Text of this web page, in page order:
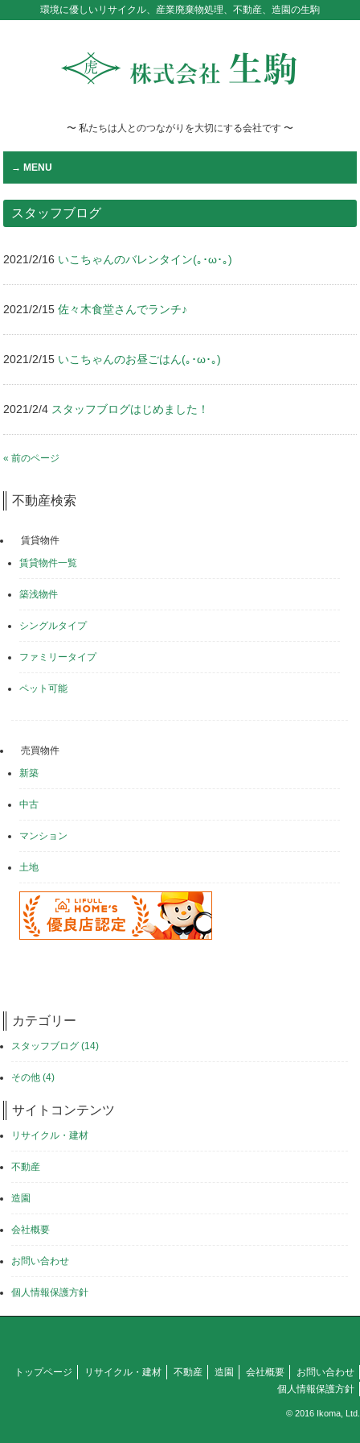
環境に優しいリサイクル、産業廃棄物処理、不動産、造園の生駒
〜 私たちは人とのつながりを大切にする会社です 〜
MENU
スタッフブログ
2021/2/16 いこちゃんのバレンタイン(｡･ω･｡)
2021/2/15 佐々木食堂さんでランチ♪
2021/2/15 いこちゃんのお昼ごはん(｡･ω･｡)
2021/2/4 スタッフブログはじめました！
« 前のページ
不動産検索
賃貸物件
賃貸物件一覧
築浅物件
シングルタイプ
ファミリータイプ
ペット可能
売買物件
新築
中古
マンション
土地
カテゴリー
スタッフブログ (14)
その他 (4)
サイトコンテンツ
リサイクル・建材
不動産
造園
会社概要
お問い合わせ
個人情報保護方針
トップページ リサイクル・建材 不動産 造園 会社概要
お問い合わせ
個人情報保護方針
© 2016 Ikoma, Ltd.